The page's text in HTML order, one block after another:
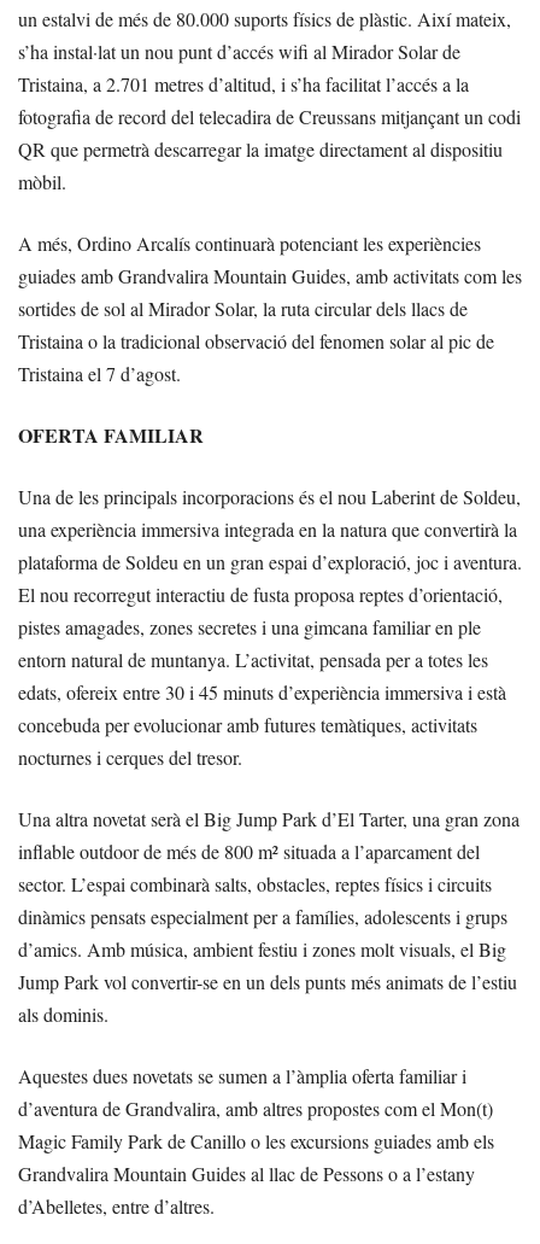
un estalvi de més de 80.000 suports físics de plàstic. Així mateix,
s’ha instal·lat un nou punt d’accés wifi al Mirador Solar de
Tristaina, a 2.701 metres d’altitud, i s’ha facilitat l’accés a la
fotografia de record del telecadira de Creussans mitjançant un codi
QR que permetrà descarregar la imatge directament al dispositiu
mòbil.
A més, Ordino Arcalís continuarà potenciant les experiències
guiades amb Grandvalira Mountain Guides, amb activitats com les
sortides de sol al Mirador Solar, la ruta circular dels llacs de
Tristaina o la tradicional observació del fenomen solar al pic de
Tristaina el 7 d’agost.
OFERTA FAMILIAR
Una de les principals incorporacions és el nou Laberint de Soldeu,
una experiència immersiva integrada en la natura que convertirà la
plataforma de Soldeu en un gran espai d’exploració, joc i aventura.
El nou recorregut interactiu de fusta proposa reptes d’orientació,
pistes amagades, zones secretes i una gimcana familiar en ple
entorn natural de muntanya. L’activitat, pensada per a totes les
edats, ofereix entre 30 i 45 minuts d’experiència immersiva i està
concebuda per evolucionar amb futures temàtiques, activitats
nocturnes i cerques del tresor.
Una altra novetat serà el Big Jump Park d’El Tarter, una gran zona
inflable outdoor de més de 800 m² situada a l’aparcament del
sector. L’espai combinarà salts, obstacles, reptes físics i circuits
dinàmics pensats especialment per a famílies, adolescents i grups
d’amics. Amb música, ambient festiu i zones molt visuals, el Big
Jump Park vol convertir-se en un dels punts més animats de l’estiu
als dominis.
Aquestes dues novetats se sumen a l’àmplia oferta familiar i
d’aventura de Grandvalira, amb altres propostes com el Mon(t)
Magic Family Park de Canillo o les excursions guiades amb els
Grandvalira Mountain Guides al llac de Pessons o a l’estany
d’Abelletes, entre d’altres.